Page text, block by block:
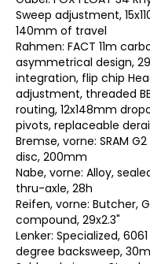
Sweep adjustment,
140mm of travel
Rahmen: FACT 11m
asymmetrical design,
integration, flip chip
adjustment, threaded
routing, 12x148mm
pivots, replaceable
Bremse, vorne: SRAM
disc, 200mm
Nabe, vorne: Alloy,
thru-axle, 28h
Reifen, vorne: Butcher,
compound, 29x2.3"
Lenker: Specialized,
degree backsweep,